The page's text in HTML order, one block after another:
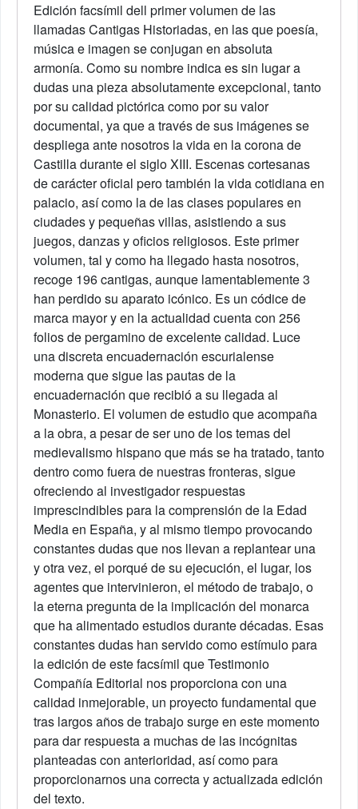
Edición facsímil dell primer volumen de las
llamadas Cantigas Historiadas, en las que poesía,
música e imagen se conjugan en absoluta
armonía. Como su nombre indica es sin lugar a
dudas una pieza absolutamente excepcional, tanto
por su calidad pictórica como por su valor
documental, ya que a través de sus imágenes se
despliega ante nosotros la vida en la corona de
Castilla durante el siglo XIII. Escenas cortesanas
de carácter oficial pero también la vida cotidiana en
palacio, así como la de las clases populares en
ciudades y pequeñas villas, asistiendo a sus
juegos, danzas y oficios religiosos. Este primer
volumen, tal y como ha llegado hasta nosotros,
recoge 196 cantigas, aunque lamentablemente 3
han perdido su aparato icónico. Es un códice de
marca mayor y en la actualidad cuenta con 256
folios de pergamino de excelente calidad. Luce
una discreta encuadernación escurialense
moderna que sigue las pautas de la
encuadernación que recibió a su llegada al
Monasterio. El volumen de estudio que acompaña
a la obra, a pesar de ser uno de los temas del
medievalismo hispano que más se ha tratado, tanto
dentro como fuera de nuestras fronteras, sigue
ofreciendo al investigador respuestas
imprescindibles para la comprensión de la Edad
Media en España, y al mismo tiempo provocando
constantes dudas que nos llevan a replantear una
y otra vez, el porqué de su ejecución, el lugar, los
agentes que intervinieron, el método de trabajo, o
la eterna pregunta de la implicación del monarca
que ha alimentado estudios durante décadas. Esas
constantes dudas han servido como estímulo para
la edición de este facsímil que Testimonio
Compañía Editorial nos proporciona con una
calidad inmejorable, un proyecto fundamental que
tras largos años de trabajo surge en este momento
para dar respuesta a muchas de las incógnitas
planteadas con anterioridad, así como para
proporcionarnos una correcta y actualizada edición
del texto.